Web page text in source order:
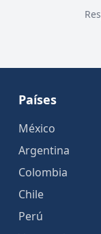
Países
México
Argentina
Colombia
Chile
Perú